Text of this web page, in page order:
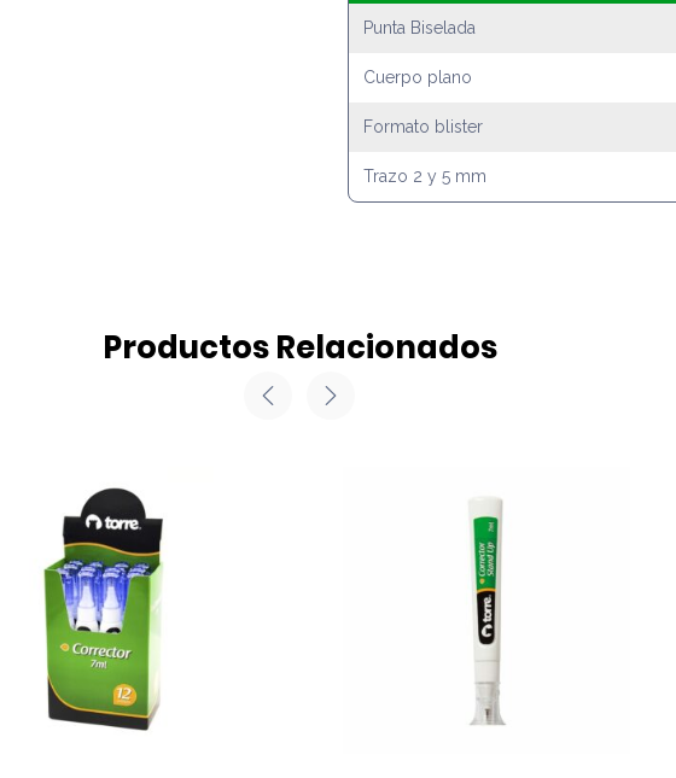
Punta Biselada
Cuerpo plano
Formato blister
Trazo 2 y 5 mm
Productos Relacionados